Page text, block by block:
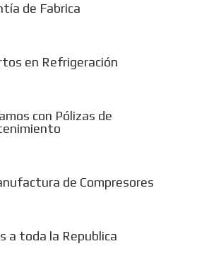
de Fabrica
en Refrigeración
con Pólizas de
de Compresores
a toda la Republica